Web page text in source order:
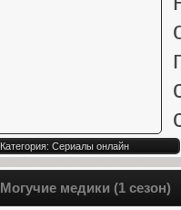
Категория: Сериалы онлайн
Могучие медики (1 сезон)